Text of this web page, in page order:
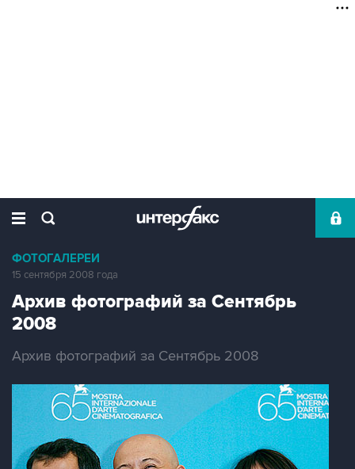
ФОТОГАЛЕРЕИ
15 сентября 2008 года
Архив фотографий за Сентябрь
2008
Архив фотографий за Сентябрь 2008